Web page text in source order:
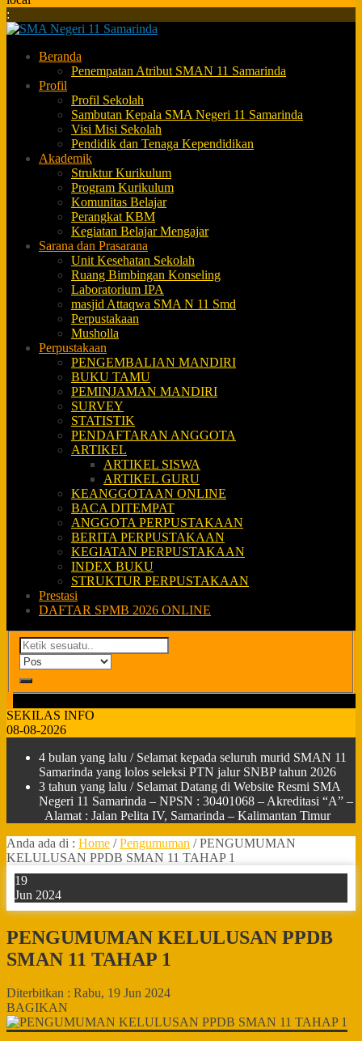
:
Beranda
Penempatan Atribut SMAN 11 Samarinda
Profil
Profil Sekolah
Sambutan Kepala SMA Negeri 11 Samarinda
Visi Misi Sekolah
Pendidik dan Tenaga Kependidikan
Akademik
Struktur Kurikulum
Program Kurikulum
Komunitas Belajar
Perangkat KBM
Kegiatan Belajar Mengajar
Sarana dan Prasarana
Unit Kesehatan Sekolah
Ruang Bimbingan Konseling
Laboratorium IPA
masjid Attaqwa SMA N 11 Smd
Perpustakaan
Musholla
Perpustakaan
PENGEMBALIAN MANDIRI
BUKU TAMU
PEMINJAMAN MANDIRI
SURVEY
STATISTIK
PENDAFTARAN ANGGOTA
ARTIKEL
ARTIKEL SISWA
ARTIKEL GURU
KEANGGOTAAN ONLINE
BACA DITEMPAT
ANGGOTA PERPUSTAKAAN
BERITA PERPUSTAKAAN
KEGIATAN PERPUSTAKAAN
INDEX BUKU
STRUKTUR PERPUSTAKAAN
Prestasi
DAFTAR SPMB 2026 ONLINE
SEKILAS INFO
08-08-2026
4 bulan yang lalu / Selamat kepada seluruh murid SMAN 11
Samarinda yang lolos seleksi PTN jalur SNBP tahun 2026
3 tahun yang lalu / Selamat Datang di Website Resmi SMA
Negeri 11 Samarinda – NPSN : 30401068 – Akreditasi “A” –
Alamat : Jalan Pelita IV, Samarinda – Kalimantan Timur
Anda ada di : Home /Pengumuman /PENGUMUMAN
KELULUSAN PPDB SMAN 11 TAHAP 1
19
Jun 2024
PENGUMUMAN KELULUSAN PPDB
SMAN 11 TAHAP 1
Diterbitkan : Rabu, 19 Jun 2024
BAGIKAN